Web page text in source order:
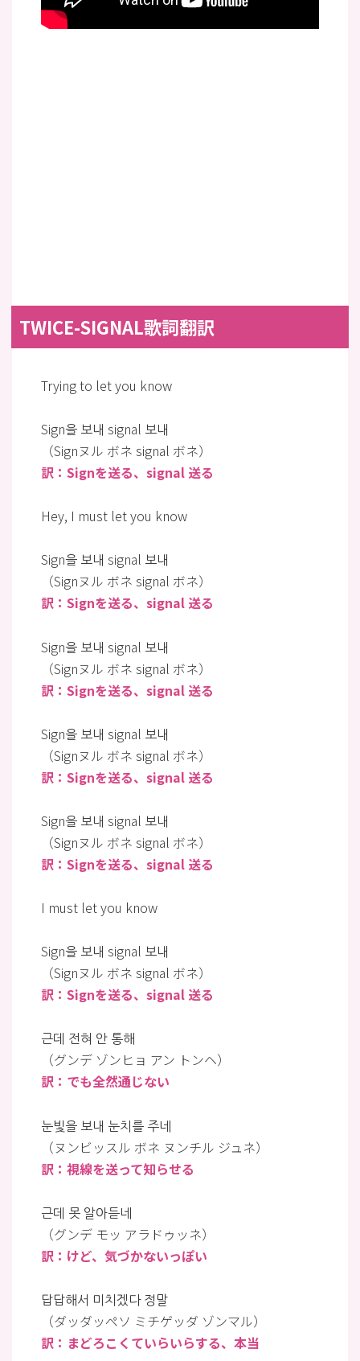
TWICE-SIGNAL歌詞翻訳
Trying to let you know
Sign을 보내 signal 보내
（Signヌル ボネ signal ボネ）
訳：Signを送る、signal 送る
Hey, I must let you know
Sign을 보내 signal 보내
（Signヌル ボネ signal ボネ）
訳：Signを送る、signal 送る
Sign을 보내 signal 보내
（Signヌル ボネ signal ボネ）
訳：Signを送る、signal 送る
Sign을 보내 signal 보내
（Signヌル ボネ signal ボネ）
訳：Signを送る、signal 送る
Sign을 보내 signal 보내
（Signヌル ボネ signal ボネ）
訳：Signを送る、signal 送る
I must let you know
Sign을 보내 signal 보내
（Signヌル ボネ signal ボネ）
訳：Signを送る、signal 送る
근데 전혀 안 통해
（グンデ ゾンヒョ アン トンヘ）
訳：でも全然通じない
눈빛을 보내 눈치를 주네
（ヌンビッスル ボネ ヌンチル ジュネ）
訳：視線を送って知らせる
근데 못 알아듣네
（グンデ モッ アラドゥッネ）
訳：けど、気づかないっぽい
답답해서 미치겠다 정말
（ダッダッペソ ミチゲッダ ゾンマル）
訳：まどろこくていらいらする、本当